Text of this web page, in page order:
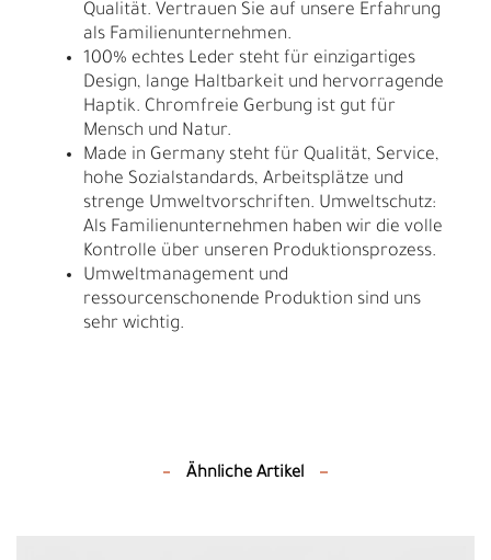
Qualität. Vertrauen Sie auf unsere Erfahrung
als Familienunternehmen.
100% echtes Leder steht für einzigartiges
Design, lange Haltbarkeit und hervorragende
Haptik. Chromfreie Gerbung ist gut für
Mensch und Natur.
Made in Germany steht für Qualität, Service,
hohe Sozialstandards, Arbeitsplätze und
strenge Umweltvorschriften. Umweltschutz:
Als Familienunternehmen haben wir die volle
Kontrolle über unseren Produktionsprozess.
Umweltmanagement und
ressourcenschonende Produktion sind uns
sehr wichtig.
Ähnliche Artikel